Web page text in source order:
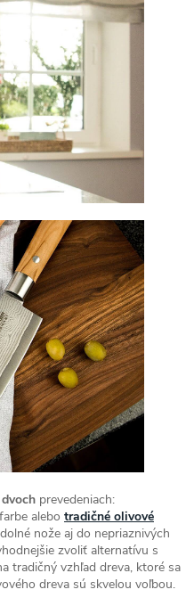
prevedeniach:
alebo tradičné olivové
nože aj do nepriaznivých
zvoliť alternatívu s
tradičný vzhľad dreva, ktoré sa
dreva sú skvelou voľbou.